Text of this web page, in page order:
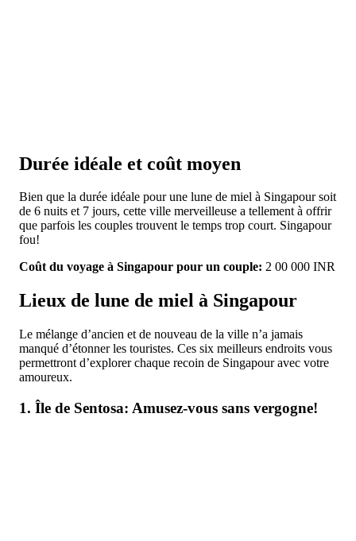
Durée idéale et coût moyen
Bien que la durée idéale pour une lune de miel à Singapour soit
de 6 nuits et 7 jours, cette ville merveilleuse a tellement à offrir
que parfois les couples trouvent le temps trop court. Singapour
fou!
Coût du voyage à Singapour pour un couple: 2 00 000 INR
Lieux de lune de miel à Singapour
Le mélange d’ancien et de nouveau de la ville n’a jamais
manqué d’étonner les touristes. Ces six meilleurs endroits vous
permettront d’explorer chaque recoin de Singapour avec votre
amoureux.
1. Île de Sentosa: Amusez-vous sans vergogne!